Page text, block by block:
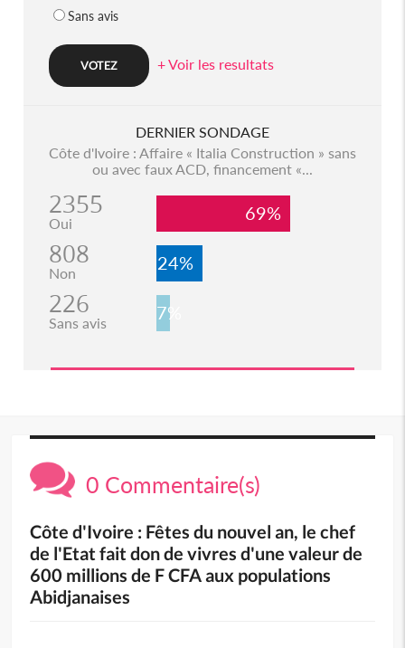
Sans avis
+ Voir les resultats
DERNIER SONDAGE
Côte d'Ivoire : Affaire « Italia Construction » sans
ou avec faux ACD, financement «...
2355
Oui 69%
808
Non 24%
226
Sans avis 7%
0 Commentaire(s)
Côte d'Ivoire : Fêtes du nouvel an, le chef
de l'Etat fait don de vivres d'une valeur de
600 millions de F CFA aux populations
Abidjanaises